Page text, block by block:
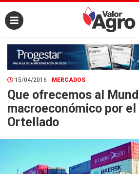
15/04/2016 MERCADOS
Que ofrecemos al
macroeconómico por el
Ortellado